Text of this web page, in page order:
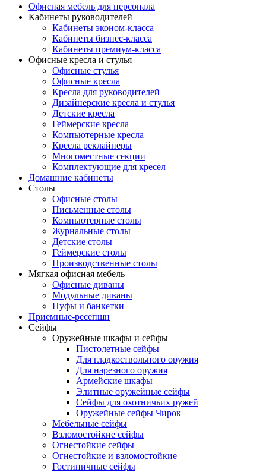
Офисная мебель для персонала
Кабинеты руководителей
Кабинеты эконом-класса
Кабинеты бизнес-класса
Кабинеты премиум-класса
Офисные кресла и стулья
Офисные стулья
Офисные кресла
Кресла для руководителей
Дизайнерские кресла и стулья
Детские кресла
Геймерские кресла
Компьютерные кресла
Кресла реклайнеры
Многоместные секции
Комплектующие для кресел
Домашние кабинеты
Столы
Офисные столы
Письменные столы
Компьютерные столы
Журнальные столы
Детские столы
Геймерские столы
Производственные столы
Мягкая офисная мебель
Офисные диваны
Модульные диваны
Пуфы и банкетки
Приемные-ресепшн
Сейфы
Оружейные шкафы и сейфы
Пистолетные сейфы
Для гладкоствольного оружия
Для нарезного оружия
Армейские шкафы
Элитные оружейные сейфы
Сейфы для охотничьих ружей
Оружейные сейфы Чирок
Мебельные сейфы
Взломостойкие сейфы
Огнестойкие сейфы
Огнестойкие и взломостойкие
Гостиничные сейфы